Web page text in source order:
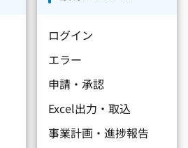
ログイン
エラー
申請・承認
Excel出力・取込
事業計画・進捗報告